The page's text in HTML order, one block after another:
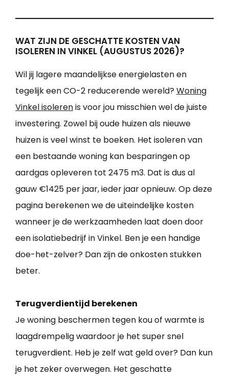
WAT ZIJN DE GESCHATTE KOSTEN VAN
ISOLEREN IN VINKEL (AUGUSTUS 2026)?
Wil jij lagere maandelijkse energielasten en
tegelijk een CO-2 reducerende wereld? Woning
Vinkel isolerenis voor jou misschien wel de juiste
investering. Zowel bij oude huizen als nieuwe
huizen is veel winst te boeken. Het isoleren van
een bestaande woning kan besparingen op
aardgas opleveren tot 2475 m3. Dat is dus al
gauw €1425 per jaar, ieder jaar opnieuw. Op deze
pagina berekenen we de uiteindelijke kosten
wanneer je de werkzaamheden laat doen door
een isolatiebedrijf in Vinkel. Ben je een handige
doe-het-zelver? Dan zijn de onkosten stukken
beter.
Terugverdientijd berekenen
Je woning beschermen tegen kou of warmte is
laagdrempelig waardoor je het super snel
terugverdient. Heb je zelf wat geld over? Dan kun
je het zeker overwegen. Het geschatte